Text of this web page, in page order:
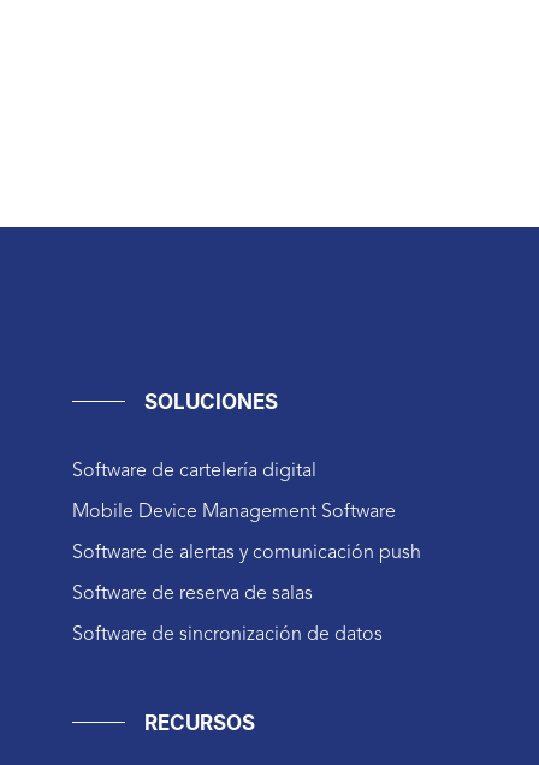
SOLUCIONES
Software de cartelería digital
Mobile Device Management Software
Software de alertas y comunicación push
Software de reserva de salas
Software de sincronización de datos
RECURSOS